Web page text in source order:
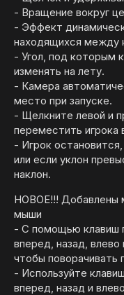
- Вращение вокруг
- Эффект
находящихся между
- Угол, под которым
изменять на лету.
- Камера
место при запуске.
- Щелкните левой и
переместить
- Игрок
или если уклон
наклон.
НОВОЕ!!! Добавлены
мыши
- С помощью клавиш
вперед, назад,
чтобы поворачивать
- Используйте
вперед, назад и